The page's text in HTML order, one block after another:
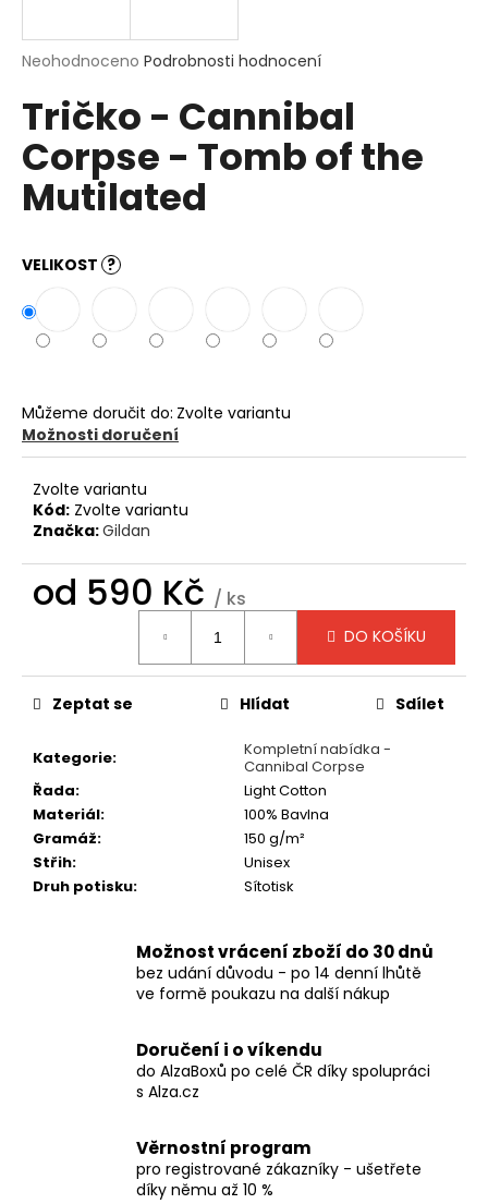
Průměrné
produktu
0,0
z
5
hvězdiček.
Neohodnoceno Podrobnosti hodnocení
Tričko - Cannibal
Corpse - Tomb of the
Mutilated
VELIKOST ?
Můžeme doručit do: Zvolte variantu
Možnosti doručení
Zvolte variantu
Kód: Zvolte variantu
Značka:Gildan
od 590 Kč / ks
DO KOŠÍKU
Kategorie:
Kompletní nabídka -
Cannibal Corpse
Řada:
Light Cotton
Materiál:
100% Bavlna
Gramáž:
150 g/m²
Střih:
Unisex
Druh potisku: Sítotisk
Zeptat se Hlídat Sdílet
Možnost vrácení zboží do 30 dnů
bez udání důvodu - po 14 denní lhůtě
ve formě poukazu na další nákup
Doručení i o víkendu
do AlzaBoxů po celé ČR díky spolupráci
s Alza.cz
Věrnostní program
pro registrované zákazníky - ušetřete
díky němu až 10 %
j
t
?
D
o
r
u
č
u
e
m
TRIČKO
MAYHEM
DAWN
OF
THE
BLACK
HEARTS
590
Kč